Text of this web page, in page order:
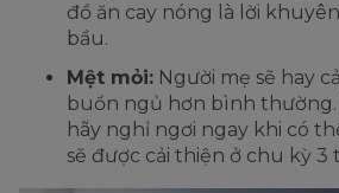
đồ ăn cay nóng là lời
bầu.
Mệt mỏi: Người mẹ sẽ hay
buồn ngủ hơn bình
hãy nghỉ ngơi ngay khi có
sẽ được cải thiện ở chu kỳ